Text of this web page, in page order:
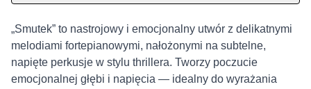
„Smutek” to nastrojowy i emocjonalny utwór z delikatnymi
melodiami fortepianowymi, nałożonymi na subtelne,
napięte perkusje w stylu thrillera. Tworzy poczucie
emocjonalnej głębi i napięcia — idealny do wyrażania